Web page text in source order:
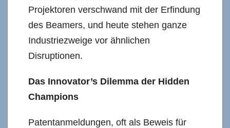
Projektoren verschwand mit der Erfindung
des Beamers, und heute stehen ganze
Industriezweige vor ähnlichen
Disruptionen.
Das Innovator’s Dilemma der Hidden
Champions
Patentanmeldungen, oft als Beweis für